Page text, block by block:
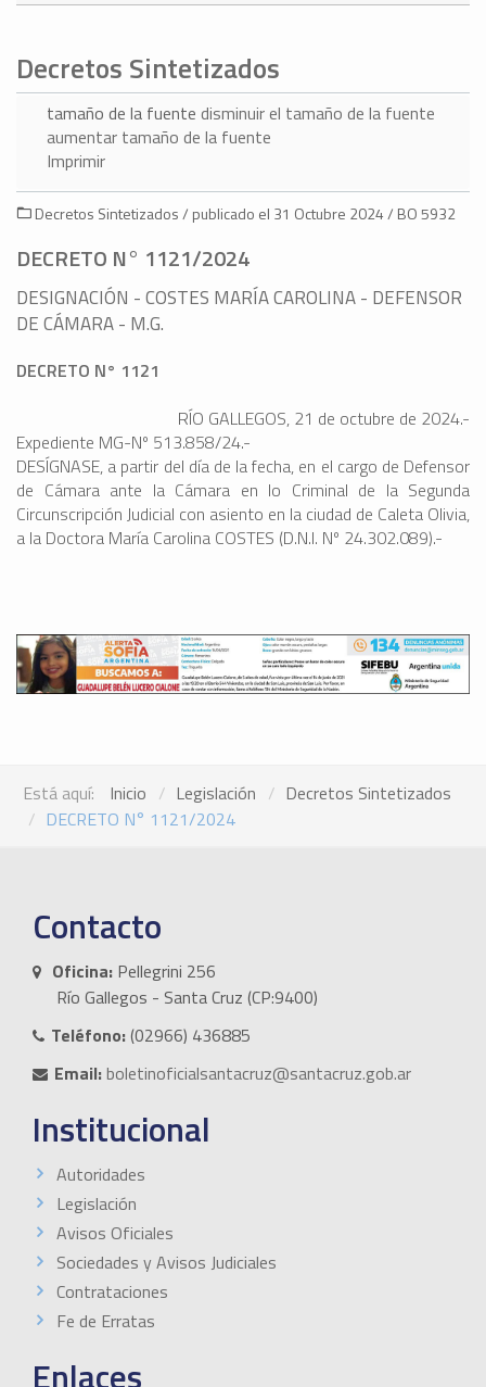
Decretos Sintetizados
tamaño de la fuente disminuir el tamaño de la fuente
aumentar tamaño de la fuente
Imprimir
Decretos Sintetizados / publicado el 31 Octubre 2024 / BO 5932
DECRETO N° 1121/2024
DESIGNACIÓN - COSTES MARÍA CAROLINA - DEFENSOR
DE CÁMARA - M.G.
DECRETO N° 1121
RÍO GALLEGOS, 21 de octubre de 2024.-
Expediente MG-Nº 513.858/24.-
DESÍGNASE, a partir del día de la fecha, en el cargo de Defensor
de Cámara ante la Cámara en lo Criminal de la Segunda
Circunscripción Judicial con asiento en la ciudad de Caleta Olivia,
a la Doctora María Carolina COSTES (D.N.I. Nº 24.302.089).-
Está aquí: Inicio Legislación
Decretos Sintetizados
DECRETO N° 1121/2024
Contacto
Oficina: Pellegrini 256
Río Gallegos - Santa Cruz (CP:9400)
Teléfono:(02966) 436885
Email:boletinoficialsantacruz@santacruz.gob.ar
Institucional
Autoridades
Legislación
Avisos Oficiales
Sociedades y Avisos Judiciales
Contrataciones
Fe de Erratas
Enlaces